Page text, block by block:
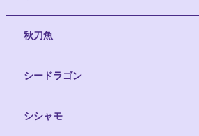
秋刀魚
シードラゴン
シシャモ